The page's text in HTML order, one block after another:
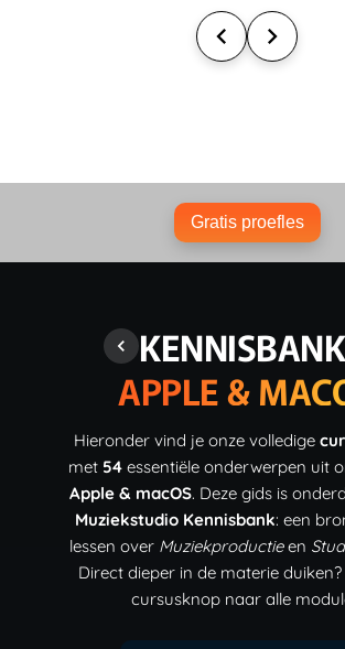
Gratis proefles
APPLE &
Hieronder vind je onze volledige
met 54essentiële onderwerpen uit
Apple & macOS. Deze gids is
Muziekstudio Kennisbank: een
lessen over Muziekproductieen
Direct dieper in de materie duiken?
cursusknop naar alle